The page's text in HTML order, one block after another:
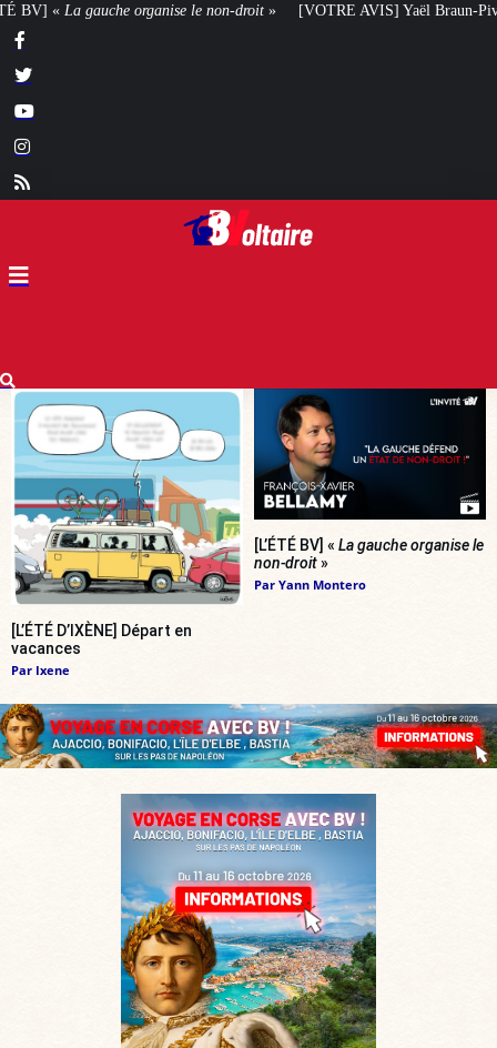
droit» [VOTRE AVIS] Yaël Braun-Pivet doit-elle renoncer à son projet
[L’ÉTÉ D’IXÈNE] Départ en
vacances
Par Ixene
[L’ÉTÉ BV] « La gauche organise le
non-droit»
Par Yann Montero